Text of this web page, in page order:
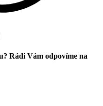
Rádi Vám odpovíme na